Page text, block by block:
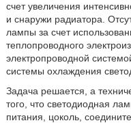
счет увеличения
и снаружи радиатора.
лампы за счет
теплопроводного
электропроводной
системы охлаждения
Задача решается, а
того, что светодиодная
питания, цоколь,